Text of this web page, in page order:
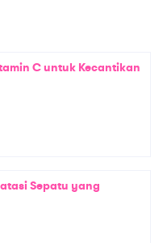
C untuk Kecantikan
Sepatu yang